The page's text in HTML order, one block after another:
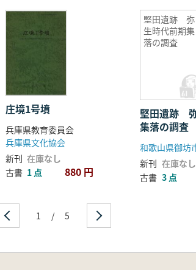
庄境1号墳
兵庫県教育委員会
兵庫県文化協会
新刊 在庫なし
古書 1 点 880 円
堅田遺跡 弥
生時代前期集
落の調査
堅田遺跡
集落の調査
新刊 在庫なし
古書 3 点
1 / 5